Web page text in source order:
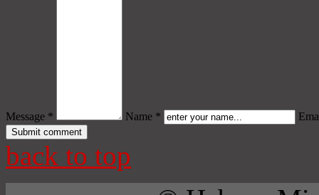
Message * Name *
back to top